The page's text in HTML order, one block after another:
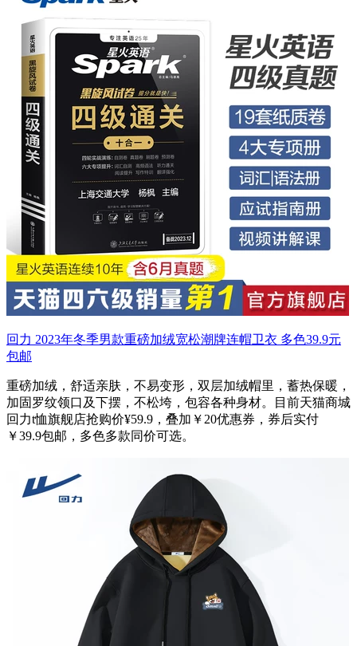
回力 2023年冬季男款重磅加绒宽松潮牌连帽卫衣 多色39.9元
包邮
重磅加绒，舒适亲肤，不易变形，双层加绒帽里，蓄热保暖，
加固罗纹领口及下摆，不松垮，包容各种身材。目前天猫商城
回力t恤旗舰店抢购价¥59.9，叠加￥20优惠券，券后实付
￥39.9包邮，多色多款同价可选。